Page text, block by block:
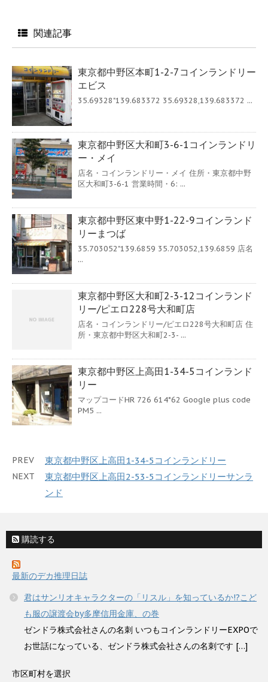
関連記事
東京都中野区本町1-2-7コインランドリー
エビス
35.69328"139.683372 35.69328,139.683372 ...
東京都中野区大和町3-6-1コインランドリ
ー・メイ
店名・コインランドリー・メイ 住所・東京都中野
区大和町3-6-1 営業時間・6: ...
東京都中野区東中野1-22-9コインランド
リーまつば
35.703052"139.6859 35.703052,139.6859 店名
...
東京都中野区大和町2-3-12コインランド
リー/ピエロ228号大和町店
店名・コインランドリー/ピエロ228号大和町店 住
所・東京都中野区大和町2-3- ...
東京都中野区上高田1-34-5コインランド
リー
マップコードHR 726 614*62 Google plus code
PM5 ...
PREV 東京都中野区上高田1-34-5コインランドリー
NEXT
東京都中野区上高田2-53-5コインランドリーサンラ
ンド
購読する
最新のデカ推理日誌
君はサンリオキャラクターの「リスル」を知っているか!?こど
も服の譲渡会by多摩信用金庫、の巻
ゼンドラ株式会社さんの名刺 いつもコインランドリーEXPOで
お世話になっている、ゼンドラ株式会社さんの名刺です […]
市区町村を選択